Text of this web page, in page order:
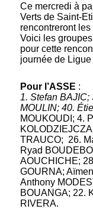
Ce mercredi à
Verts de Saint-
rencontreront les
Voici les
pour cette
journée de
Pour l’ASSE :
1. Stefan BAJIC;
MOULIN; 40.
MOUKOUDI; 4.
TRAUCO; 26.
Ryad
AOUCHICHE;
GOURNA;
Anthony
BOUANGA; 22.
RIVERA.